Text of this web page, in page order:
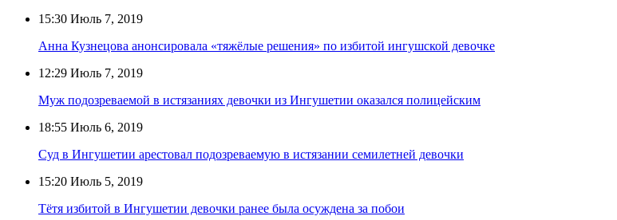
15:30 Июль 7, 2019
Анна Кузнецова анонсировала «тяжёлые решения» по избитой ингушской девочке
12:29 Июль 7, 2019
Муж подозреваемой в истязаниях девочки из Ингушетии оказался полицейским
18:55 Июль 6, 2019
Суд в Ингушетии арестовал подозреваемую в истязании семилетней девочки
15:20 Июль 5, 2019
Тётя избитой в Ингушетии девочки ранее была осуждена за побои